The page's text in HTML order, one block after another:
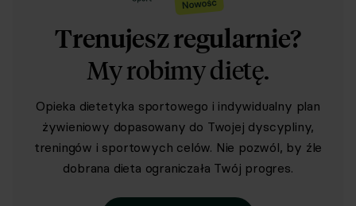
Trenujesz regularnie?
My robimy dietę.
Opieka dietetyka sportowego i indywidualny plan
żywieniowy dopasowany do Twojej dyscypliny,
treningów i sportowych celów. Nie pozwól, by źle
dobrana dieta ograniczała Twój progres.